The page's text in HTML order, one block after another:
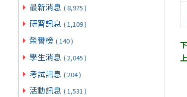
最新消息 ( 8,975 )
研習訊息 ( 1,109 )
榮譽榜 ( 140 )
學生消息 ( 2,045 )
考試訊息 ( 204 )
活動訊息 ( 1,531 )